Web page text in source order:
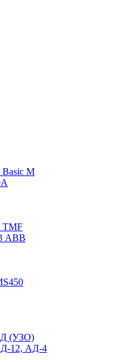
M
TMF
АВВ
(УЗО)
12, АД-4